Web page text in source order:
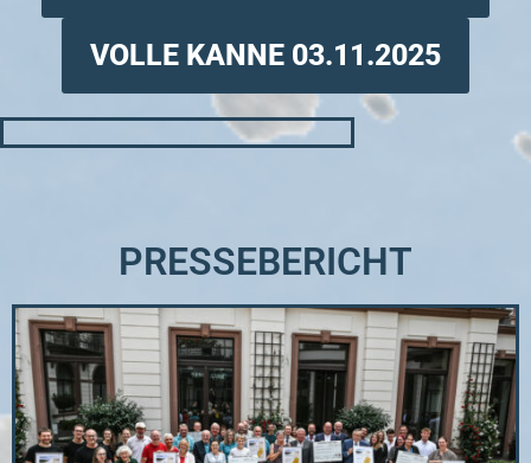
VOLLE KANNE 03.11.2025
PRESSEBERICHT